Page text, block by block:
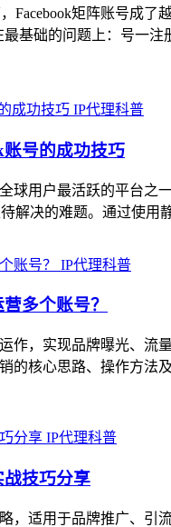
Facebook矩阵账号成
基础的问题上：号一
IP代理科普
号的成功技巧
球用户最活跃的平台
解决的难题。通过使
IP代理科普
多个账号？
作，实现品牌曝光、
的核心思路、操作方法
IP代理科普
战技巧分享
，适用于品牌推广、